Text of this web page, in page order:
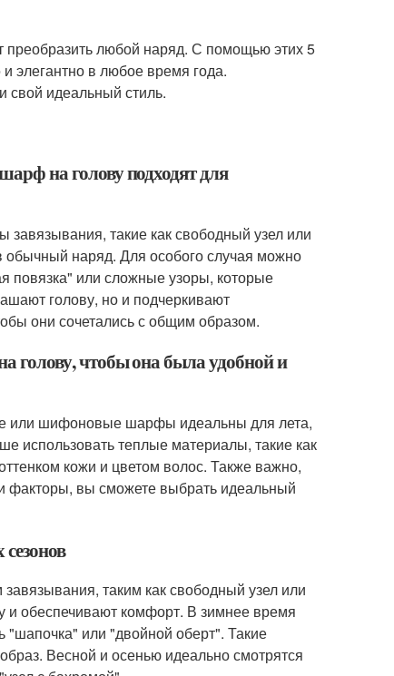
любой наряд. С помощью этих 5
элегантно в любое время года.
свой идеальный стиль.
на голову подходят для
такие как свободный узел или
обычный наряд. Для особого случая можно
повязка" или сложные узоры, которые
голову, но и подчеркивают
они сочетались с общим образом.
голову, чтобы она была удобной и
или шифоновые шарфы идеальны для лета,
использовать теплые материалы, такие как
кожи и цветом волос. Также важно,
факторы, вы сможете выбрать идеальный
таким как свободный узел или
и обеспечивают комфорт. В зимнее время
или "двойной оберт". Такие
Весной и осенью идеально смотрятся